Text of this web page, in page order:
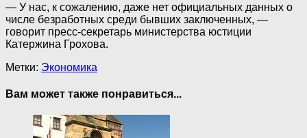
— У нас, к сожалению, даже нет официальных данных о
числе безработных среди бывших заключенных, —
говорит пресс-секретарь министерства юстиции
Катержина Грохова.
Метки: Экономика
Вам может также понравиться...